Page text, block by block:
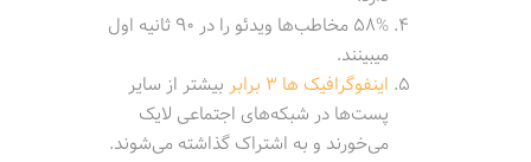
58% مخاطب‌ها ويدئو را در 90 ثانيه اول
میبینند.
اینفوگرافیک ها 3 برابر
بیشتر از سایر
پست‌ها در شبکه‌های اجتماعی لایک
می‌خورند و به اشتراک گذاشته می‌شوند.